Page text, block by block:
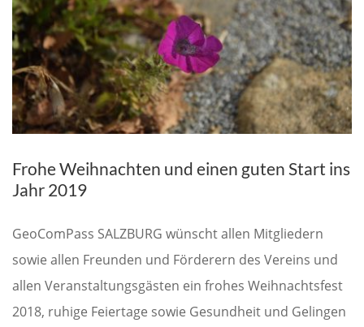
Frohe Weihnachten und einen guten Start ins
Jahr 2019
GeoComPass SALZBURG wünscht allen Mitgliedern
sowie allen Freunden und Förderern des Vereins und
allen Veranstaltungsgästen ein frohes Weihnachtsfest
2018, ruhige Feiertage sowie Gesundheit und Gelingen